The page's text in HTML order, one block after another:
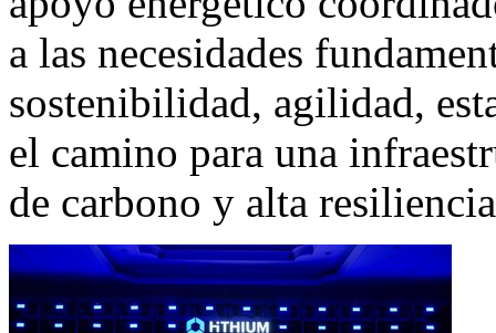
a las necesidades
sostenibilidad, agilidad,
el camino para una
de carbono y alta